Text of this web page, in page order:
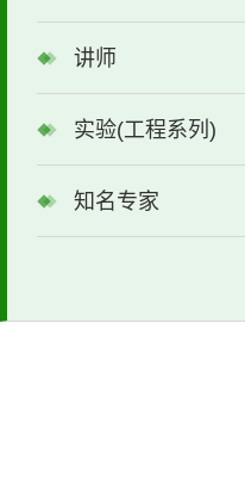
讲师
实验(工程系列)
知名专家